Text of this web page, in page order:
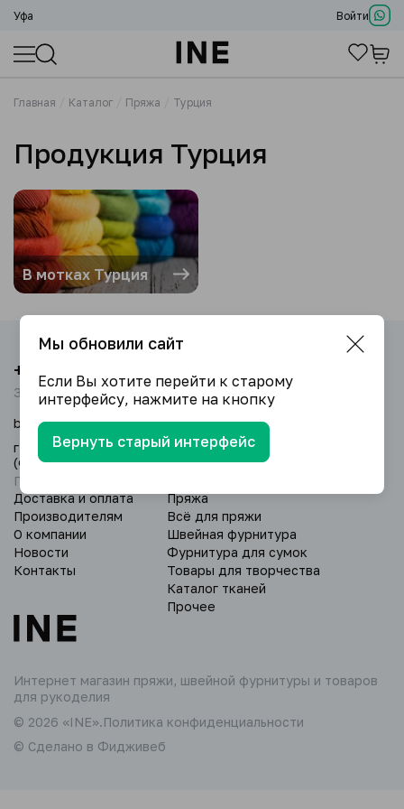
Уфа Войти
Главная Каталог Пряжа Турция
Продукция Турция
В мотках Турция
Интернет магазин пряжи, швейной фурнитуры и товаров
для рукоделия
© 2026 «INE».Политика конфиденциальности
© Сделано в Фидживеб
Доставка и оплата
Производителям
О компании
Новости
Контакты
Пряжа
Всё для пряжи
Швейная фурнитура
Фурнитура для сумок
Товары для творчества
Каталог тканей
Прочее
+7 (917) 464-33-33
Звоните с 09:00 до 18:00
baimur@yandex.ru
г. Уфа, Дёмский р-н, ул. Глазовская 24/3
(оптовый склад).
Пн - Вс: 9:00 - 18:00.
Мы обновили сайт
Если Вы хотите перейти к старому
интерфейсу, нажмите на кнопку
Вернуть старый интерфейс